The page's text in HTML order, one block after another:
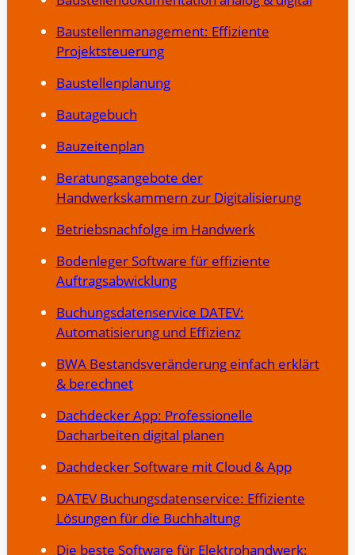
Baustellenmanagement: Effiziente
Projektsteuerung
Baustellenplanung
Bautagebuch
Bauzeitenplan
Beratungsangebote der
Handwerkskammern zur Digitalisierung
Betriebsnachfolge im Handwerk
Bodenleger Software für effiziente
Auftragsabwicklung
Buchungsdatenservice DATEV:
Automatisierung und Effizienz
BWA Bestandsveränderung einfach erklärt
& berechnet
Dachdecker App: Professionelle
Dacharbeiten digital planen
Dachdecker Software mit Cloud & App
DATEV Buchungsdatenservice: Effiziente
Lösungen für die Buchhaltung
Die beste Software für Elektrohandwerk: